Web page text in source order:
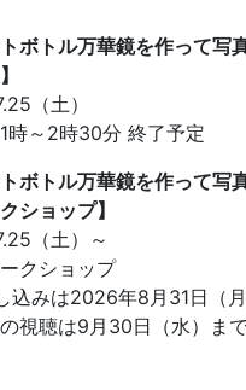
トボトル万華鏡を作って写
（土）
1時～2時30分 終了予定
トボトル万華鏡を作って写
ショップ】
（土）～
クショップ
込みは2026年8月31日（
視聴は9月30日（水）ま